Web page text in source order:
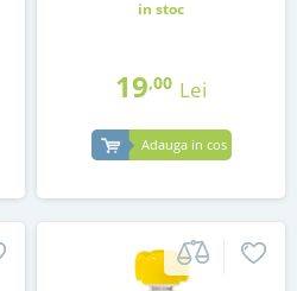
in stoc
19,00 Lei
Adauga in cos